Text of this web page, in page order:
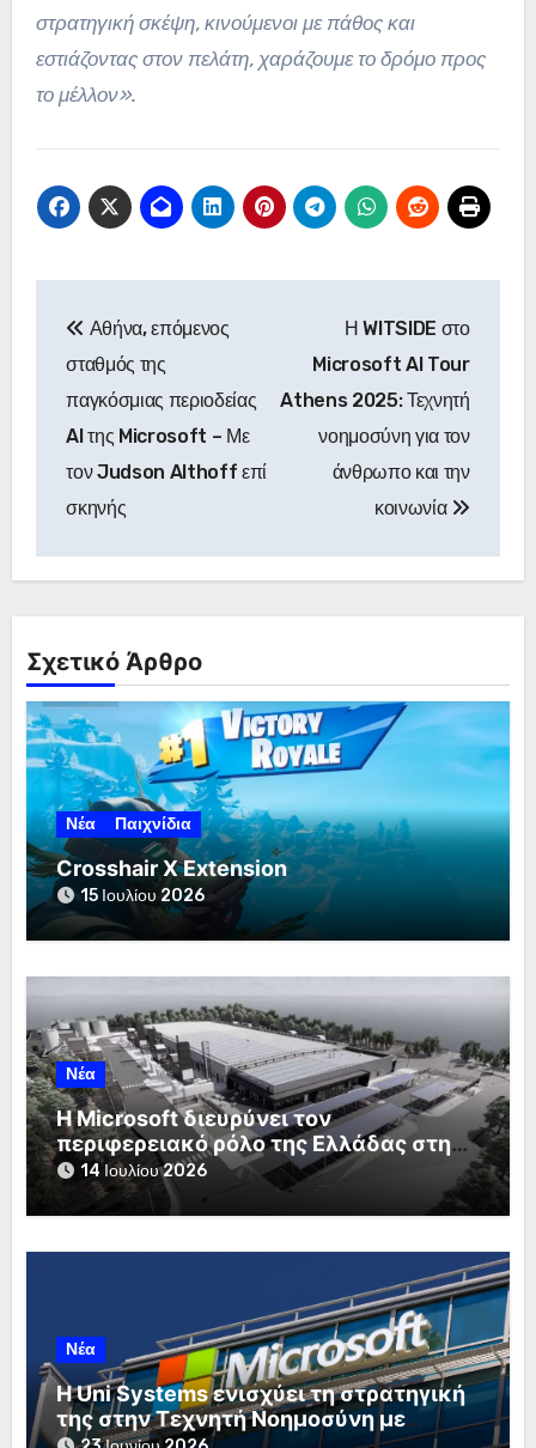
στρατηγική σκέψη, κινούμενοι με πάθος και
εστιάζοντας στον πελάτη, χαράζουμε το δρόμο προς
το μέλλον».
άρθρων
Αθήνα, επόμενος
σταθμός της
παγκόσμιας περιοδείας
AI της Microsoft – Με
τον Judson Althoff επί
σκηνής
Η WITSIDE στο
Microsoft AI Tour
Athens 2025: Τεχνητή
νοημοσύνη για τον
άνθρωπο και την
κοινωνία
Σχετικό Άρθρο
Νέα Παιχνίδια
Crosshair X Extension
15 Ιουλίου 2026
Νέα
Η Microsoft διευρύνει τον
περιφερειακό ρόλο της Ελλάδας στη
Νότια Ευρώπη
14 Ιουλίου 2026
Νέα
Η Uni Systems ενισχύει τη στρατηγική
της στην Τεχνητή Νοημοσύνη με